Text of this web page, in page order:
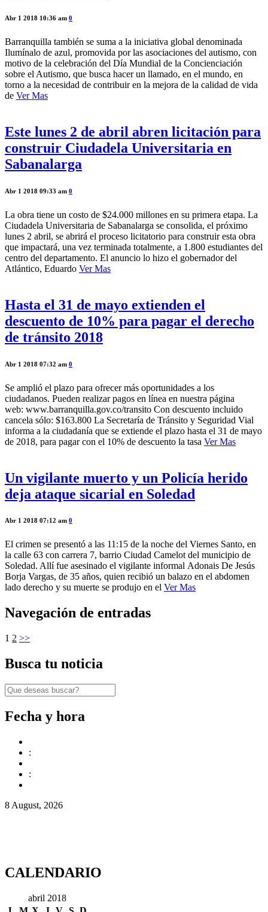
Abr 1 2018 10:36 am 0
Barranquilla también se suma a la iniciativa global denominada
Ilumínalo de azul, promovida por las asociaciones del autismo, con
motivo de la celebración del Día Mundial de la Concienciación
sobre el Autismo, que busca hacer un llamado, en el mundo, en
torno a la necesidad de contribuir en la mejora de la calidad de vida
de Ver Mas
Este lunes 2 de abril abren licitación para
construir Ciudadela Universitaria en
Sabanalarga
Abr 1 2018 09:33 am 0
La obra tiene un costo de $24.000 millones en su primera etapa. La
Ciudadela Universitaria de Sabanalarga se consolida, el próximo
lunes 2 abril, se abrirá el proceso licitatorio para construir esta obra
que impactará, una vez terminada totalmente, a 1.800 estudiantes del
centro del departamento. El anuncio lo hizo el gobernador del
Atlántico, Eduardo Ver Mas
Hasta el 31 de mayo extienden el
descuento de 10% para pagar el derecho
de tránsito 2018
Abr 1 2018 07:32 am 0
Se amplió el plazo para ofrecer más oportunidades a los
ciudadanos. Pueden realizar pagos en línea en nuestra página
web: www.barranquilla.gov.co/transito Con descuento incluido
cancela sólo: $163.800 La Secretaría de Tránsito y Seguridad Vial
informa a la ciudadanía que se extiende el plazo hasta el 31 de mayo
de 2018, para pagar con el 10% de descuento la tasa Ver Mas
Un vigilante muerto y un Policía herido
deja ataque sicarial en Soledad
Abr 1 2018 07:12 am 0
El crimen se presentó a las 11:15 de la noche del Viernes Santo, en
la calle 63 con carrera 7, barrio Ciudad Camelot del municipio de
Soledad. Allí fue asesinado el vigilante informal Adonais De Jesús
Borja Vargas, de 35 años, quien recibió un balazo en el abdomen
lado derecho y su muerte se produjo en el Ver Mas
Navegación de entradas
1 2 >>
Busca tu noticia
Fecha y hora
:
:
8 August, 2026
CALENDARIO
abril 2018